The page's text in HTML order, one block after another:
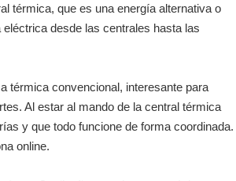
térmica, que es una energía alternativa o
desde las centrales hasta las
térmica convencional, interesante para
Al estar al mando de la central térmica
y que todo funcione de forma coordinada.
online.